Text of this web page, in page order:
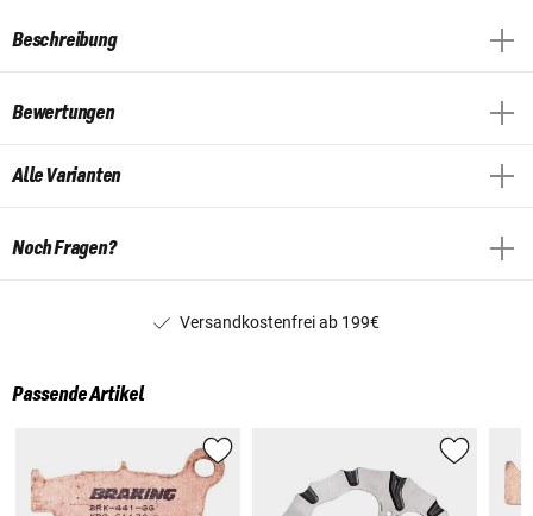
Beschreibung
Bewertungen
Alle Varianten
Noch Fragen?
Versandkostenfrei ab 199€
Passende Artikel